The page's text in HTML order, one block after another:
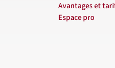
Avantages et
Espace pro